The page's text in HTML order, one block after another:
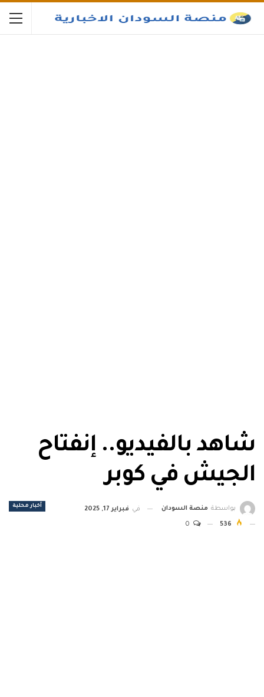
شاهد بالفيديو.. إنفتاح
الجيش في كوبر
أخبار محلية بواسطة منصة السودان في فبراير 17, 2025
536